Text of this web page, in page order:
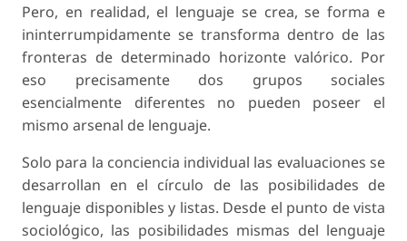
Pero, en realidad, el lenguaje se crea, se forma e
ininterrumpidamente se transforma dentro de las
fronteras de determinado horizonte valórico. Por
eso precisamente dos grupos sociales
esencialmente diferentes no pueden poseer el
mismo arsenal de lenguaje.
Solo para la conciencia individual las evaluaciones se
desarrollan en el círculo de las posibilidades de
lenguaje disponibles y listas. Desde el punto de vista
sociológico, las posibilidades mismas del lenguaje